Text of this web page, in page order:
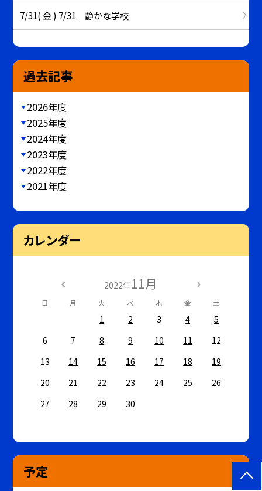
7/31( 金 ) 7/31 静かな学校
過去記事
2026年度
2025年度
2024年度
2023年度
2022年度
2021年度
カレンダー
2022年11月
日 月 火 水 木 金 土
1 2 3 4
5
6
7 8 9 10 11
12
13
14 15 16 17 18
19
20
21 22 23 24 25
26
27
28 29 30
予定